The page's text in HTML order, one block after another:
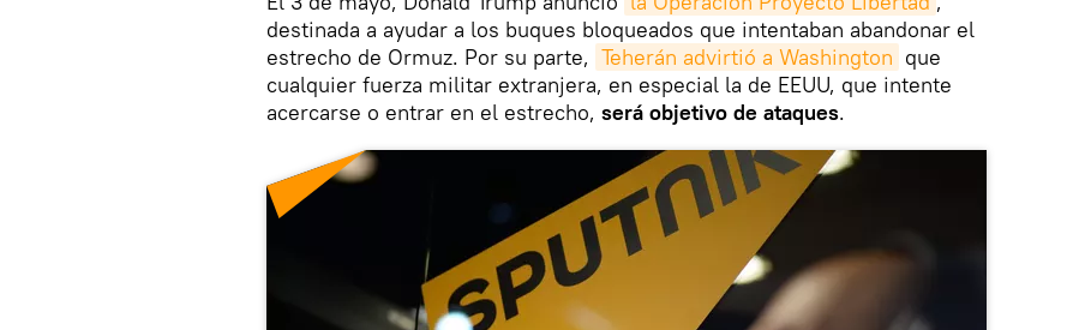
destinada a ayudar a los buques bloqueados que intentaban abandonar el
estrecho de Ormuz. Por su parte, Teherán advirtió a Washington que
cualquier fuerza militar extranjera, en especial la de EEUU, que intente
acercarse o entrar en el estrecho, será objetivo de ataques.